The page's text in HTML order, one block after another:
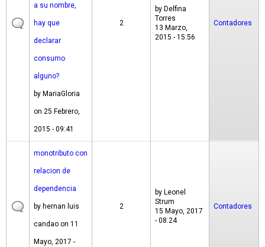
a su nombre,
hay que
declarar
consumo
alguno?
by MariaGloria
on 25 Febrero,
2015 - 09:41
2
by Delfina
Torres
13 Marzo,
2015 - 15:56
Contadores
monotributo con
relacion de
dependencia
by hernan luis
candao on 11
Mayo, 2017 -
2
by Leonel
Strum
15 Mayo, 2017
- 08:24
Contadores